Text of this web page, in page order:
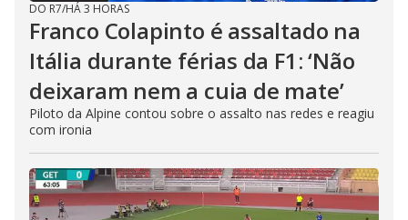
DO R7/HÁ 3 HORAS
Franco Colapinto é assaltado na
Itália durante férias da F1: ‘Não
deixaram nem a cuia de mate’
Piloto da Alpine contou sobre o assalto nas redes e reagiu
com ironia